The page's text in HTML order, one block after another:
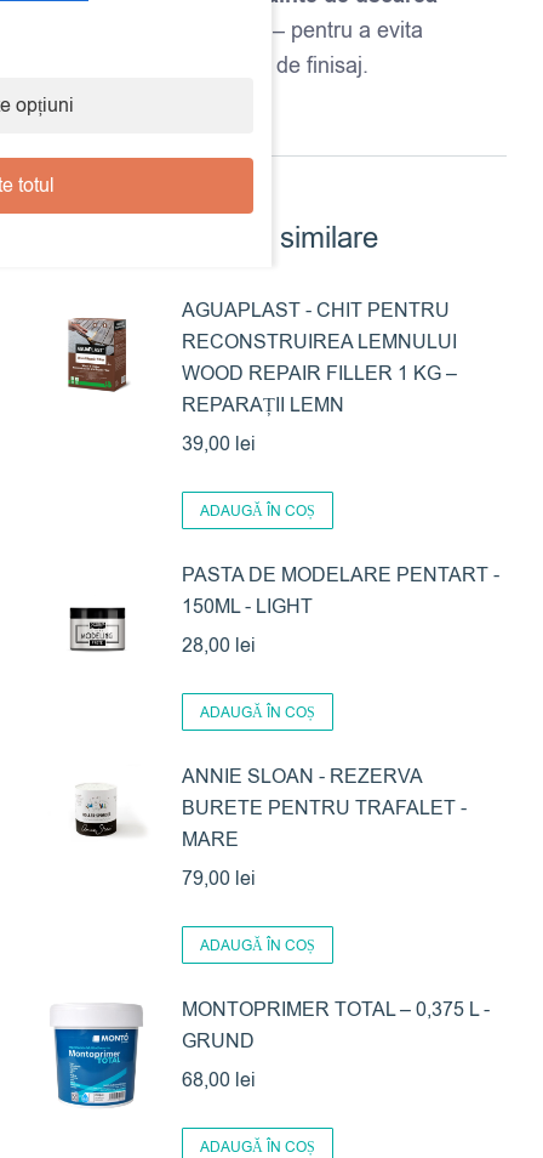
– pentru a evita
desprinderea stratului de finisaj.
Produse similare
AGUAPLAST - CHIT PENTRU
RECONSTRUIREA LEMNULUI
WOOD REPAIR FILLER 1 KG –
REPARAȚII LEMN
39,00 lei
ADAUGĂ ÎN COȘ
PASTA DE MODELARE PENTART -
150ML - LIGHT
28,00 lei
ADAUGĂ ÎN COȘ
ANNIE SLOAN - REZERVA
BURETE PENTRU TRAFALET -
MARE
79,00 lei
ADAUGĂ ÎN COȘ
MONTOPRIMER TOTAL – 0,375 L -
GRUND
68,00 lei
ADAUGĂ ÎN COȘ
opțiuni
totul